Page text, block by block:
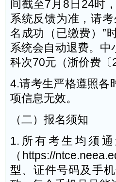
间截至7月8日24时
系统反馈为准，请
名成功（已缴费）”
系统会自动退费。
科次70元（浙价费〔
4.请考生严格遵照各
项信息无效。
（二）报名须知
1.所有考生均须
（https://
型、证件号码及手